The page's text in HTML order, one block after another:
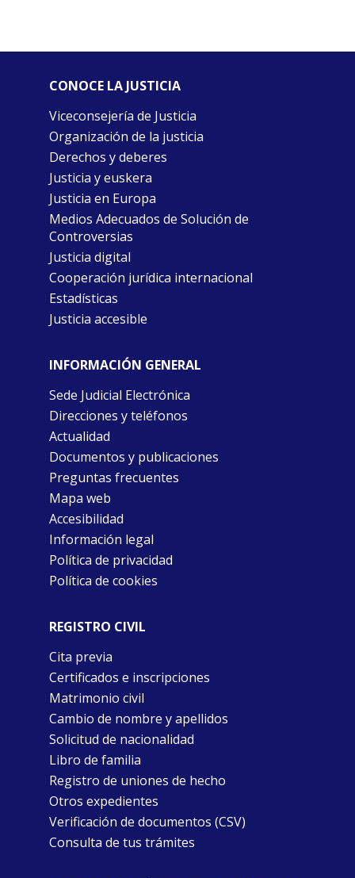
CONOCE LA JUSTICIA
Viceconsejería de Justicia
Organización de la justicia
Derechos y deberes
Justicia y euskera
Justicia en Europa
Medios Adecuados de Solución de
Controversias
Justicia digital
Cooperación jurídica internacional
Estadísticas
Justicia accesible
INFORMACIÓN GENERAL
Sede Judicial Electrónica
Direcciones y teléfonos
Actualidad
Documentos y publicaciones
Preguntas frecuentes
Mapa web
Accesibilidad
Información legal
Política de privacidad
Política de cookies
REGISTRO CIVIL
Cita previa
Certificados e inscripciones
Matrimonio civil
Cambio de nombre y apellidos
Solicitud de nacionalidad
Libro de familia
Registro de uniones de hecho
Otros expedientes
Verificación de documentos (CSV)
Consulta de tus trámites